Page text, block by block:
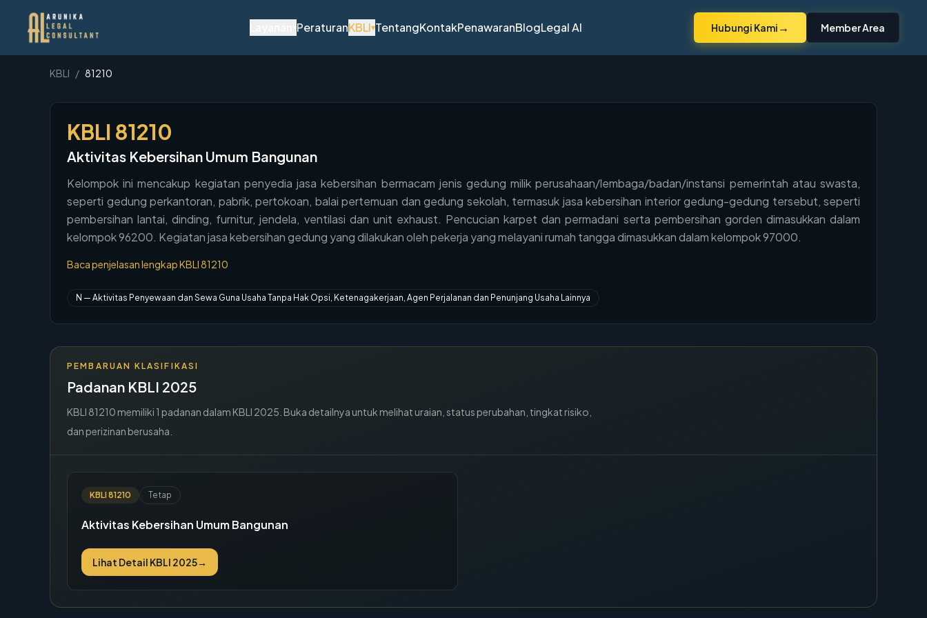
PeraturanKBLI▾TentangKontakPenawaranBlogLegal AI Hubungi Kami → Member Area
KBLI / 81210
KBLI 81210
Aktivitas Kebersihan Umum Bangunan
Kelompok ini mencakup kegiatan penyedia jasa kebersihan bermacam jenis gedung milik perusahaan/lembaga/badan/instansi pemerintah atau swasta,
seperti gedung perkantoran, pabrik, pertokoan, balai pertemuan dan gedung sekolah, termasuk jasa kebersihan interior gedung-gedung tersebut, seperti
pembersihan lantai, dinding, furnitur, jendela, ventilasi dan unit exhaust. Pencucian karpet dan permadani serta pembersihan gorden dimasukkan dalam
kelompok 96200. Kegiatan jasa kebersihan gedung yang dilakukan oleh pekerja yang melayani rumah tangga dimasukkan dalam kelompok 97000.
Baca penjelasan lengkap KBLI81210
N — Aktivitas Penyewaan dan Sewa Guna Usaha Tanpa Hak Opsi, Ketenagakerjaan, Agen Perjalanan dan Penunjang Usaha Lainnya
PEMBARUAN KLASIFIKASI
Padanan KBLI 2025
KBLI 81210 memiliki 1 padanan dalam KBLI 2025. Buka detailnya untuk melihat uraian, status perubahan, tingkat risiko,
dan perizinan berusaha.
KBLI 81210 Tetap
Aktivitas Kebersihan Umum Bangunan
Lihat Detail KBLI 2025→